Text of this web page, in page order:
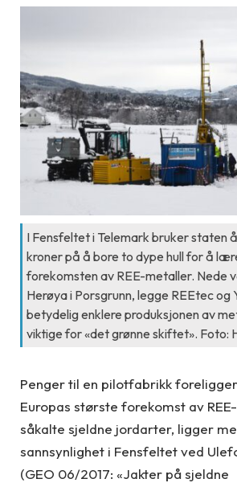
I Fensfeltet i Telemark bruker staten
kroner på å bore to dype hull for å
forekomsten av REE-metaller. Nede
Herøya i Porsgrunn, legge REEtec og
betydelig enklere produksjonen av
viktige for «det grønne skiftet». Foto:
Penger til en pilotfabrikk
Europas største forekomst av
såkalte sjeldne jordarter, ligger
sannsynlighet i Fensfeltet ved
(GEO 06/2017: «Jakter på sjeldne